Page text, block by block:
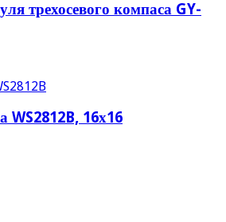
трехосевого компаса GY-
WS2812B, 16х16